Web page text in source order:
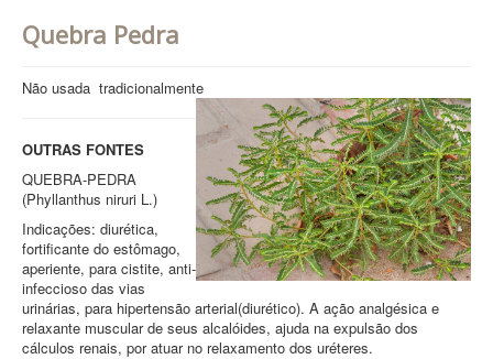
Quebra Pedra
Não usada tradicionalmente
OUTRAS FONTES
QUEBRA-PEDRA
(Phyllanthus niruri L.)
Indicações: diurética,
fortificante do estômago,
aperiente, para cistite, anti-
infeccioso das vias
urinárias, para hipertensão arterial(diurético). A ação analgésica e
relaxante muscular de seus alcalóides, ajuda na expulsão dos
cálculos renais, por atuar no relaxamento dos uréteres.